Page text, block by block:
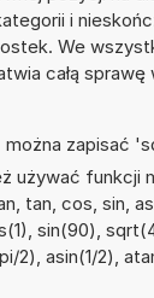
i
We
całą sprawę
zapisać
używać funkcji
tan, cos, sin,
sin(90),
2), asin(1/2),